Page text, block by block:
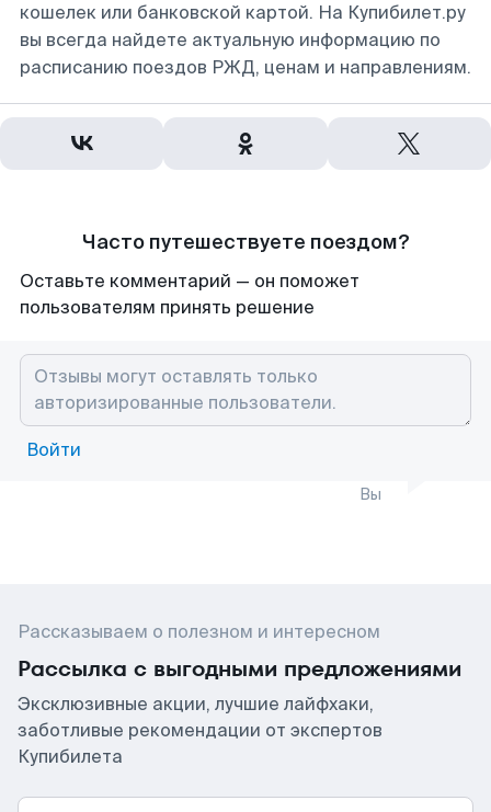
кошелек или банковской картой. На Купибилет.ру
вы всегда найдете актуальную информацию по
расписанию поездов РЖД, ценам и направлениям.
Часто путешествуете поездом?
Оставьте комментарий — он поможет
пользователям принять решение
Войти
Вы
Рассказываем о полезном и интересном
Рассылка с выгодными предложениями
Эксклюзивные акции, лучшие лайфхаки,
заботливые рекомендации от экспертов
Купибилета